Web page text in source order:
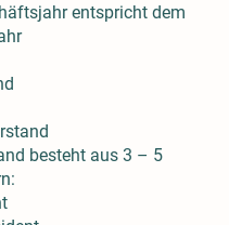
entspricht dem
besteht aus 3 – 5